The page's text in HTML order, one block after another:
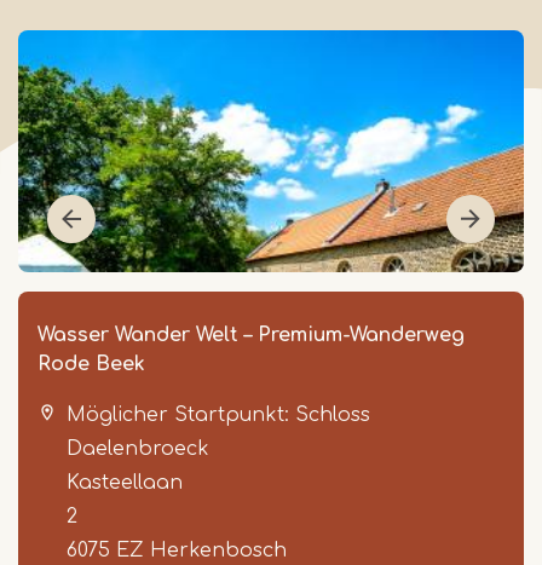
Wasser Wander Welt – Premium-Wanderweg
Rode Beek
Möglicher Startpunkt: Schloss
Daelenbroeck
Kasteellaan
2
6075 EZ Herkenbosch